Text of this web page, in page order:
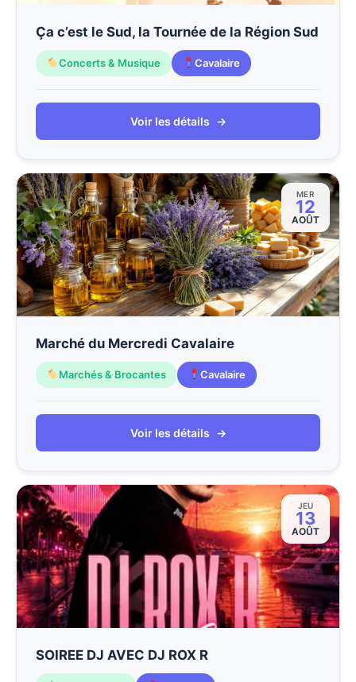
Ça c’est le Sud, la Tournée de la Région Sud
Concerts & Musique Cavalaire
Voir les détails →
MER
12
AOÛT
Marché du Mercredi Cavalaire
Marchés & Brocantes Cavalaire
Voir les détails →
JEU
13
AOÛT
SOIREE DJ AVEC DJ ROX R